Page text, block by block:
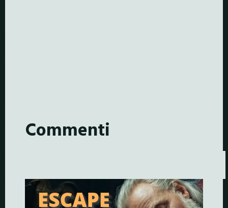
Commenti